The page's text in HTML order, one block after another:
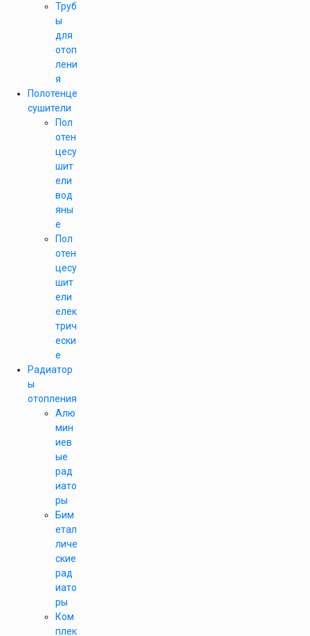
Труб
ы
для
отоп
лени
я
Полотенце
сушители
Пол
отен
цесу
шит
ели
вод
яны
е
Пол
отен
цесу
шит
ели
елек
трич
ески
е
Радиатор
ы
отопления
Алю
мин
иев
ые
рад
иато
ры
Бим
етал
личе
ские
рад
иато
ры
Ком
плек